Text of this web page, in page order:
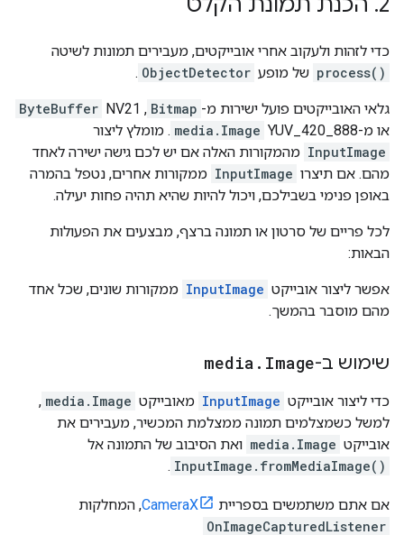
כדי לזהות ולעקוב אחרי אובייקטים, מעבירים תמונות לשיטה
process() של מופע ObjectDetector
.
גלאי האובייקטים פועל ישירות מ- Bitmap
, NV21
ByteBuffer
או מ-YUV_420_888
media.Image . מומלץ ליצור
InputImage מהמקורות האלה אם יש לכם גישה ישירה לאחד
מהם. אם תיצרו InputImage ממקורות אחרים, נטפל בהמרה
באופן פנימי בשבילכם, ויכול להיות שהיא תהיה פחות יעילה.
לכל פריים של סרטון או תמונה ברצף, מבצעים את הפעולות
הבאות:
אפשר ליצור אובייקט InputImage ממקורות שונים, שכל אחד
מהם מוסבר בהמשך.
שימוש ב- media . Image
כדי ליצור אובייקט InputImage מאובייקט media.Image
,
למשל כשמצלמים תמונה ממצלמת המכשיר, מעבירים את
אובייקט media.Image ואת הסיבוב של התמונה אל
InputImage.fromMediaImage()
.
אם אתם משתמשים בספריית CameraX, המחלקות
OnImageCapturedListener